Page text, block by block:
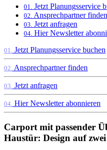
01. Jetzt Planungsservice
02. Ansprechpartner finden
03. Jetzt anfragen
04. Hier Newsletter
01. Jetzt Planungsservice buchen
02. Ansprechpartner finden
03. Jetzt anfragen
04. Hier Newsletter abonnieren
Carport mit passender
Haustür: Design auf